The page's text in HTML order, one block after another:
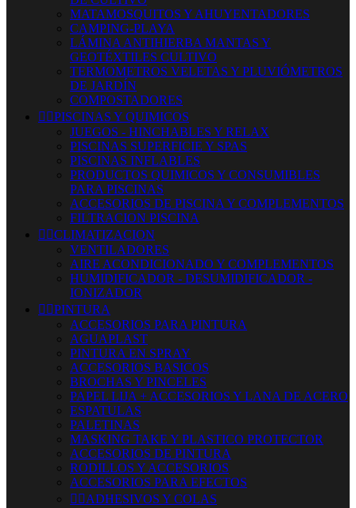
MATAMOSQUITOS Y AHUYENTADORES
CAMPING-PLAYA
LÁMINA ANTIHIERBA MANTAS Y
GEOTÉXTILES CULTIVO
TERMOMETROS VELETAS Y PLUVIÓMETROS
DE JARDÍN
COMPOSTADORES
 PISCINAS Y QUIMICOS
JUEGOS - HINCHABLES Y RELAX
PISCINAS SUPERFICIE Y SPAS
PISCINAS INFLABLES
PRODUCTOS QUIMICOS Y CONSUMIBLES
PARA PISCINAS
ACCESORIOS DE PISCINA Y COMPLEMENTOS
FILTRACION PISCINA
 CLIMATIZACION
VENTILADORES
AIRE ACONDICIONADO Y COMPLEMENTOS
HUMIDIFICADOR - DESUMIDIFICADOR -
IONIZADOR
 PINTURA
ACCESORIOS PARA PINTURA
AGUAPLAST
PINTURA EN SPRAY
ACCESORIOS BASICOS
BROCHAS Y PINCELES
PAPEL LIJA + ACCESORIOS Y LANA DE ACERO
ESPATULAS
PALETINAS
MASKING TAKE Y PLASTICO PROTECTOR
ACCESORIOS DE PINTURA
RODILLOS Y ACCESORIOS
ACCESORIOS PARA EFECTOS
 ADHESIVOS Y COLAS